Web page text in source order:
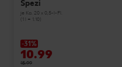
Spezi
je Ka. 20 x 0,5-l-Fl.
(1 l = 1.10)
-31%
10.99
15.99